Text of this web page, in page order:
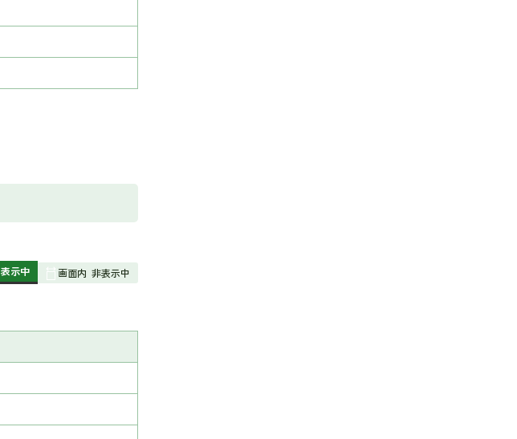
表示中 画面内 非表示中